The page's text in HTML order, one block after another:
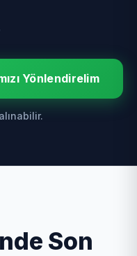
Yönlendirelim
Son